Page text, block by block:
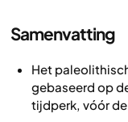
Samenvatting
Het
gebaseerd op
tijdperk, vóór